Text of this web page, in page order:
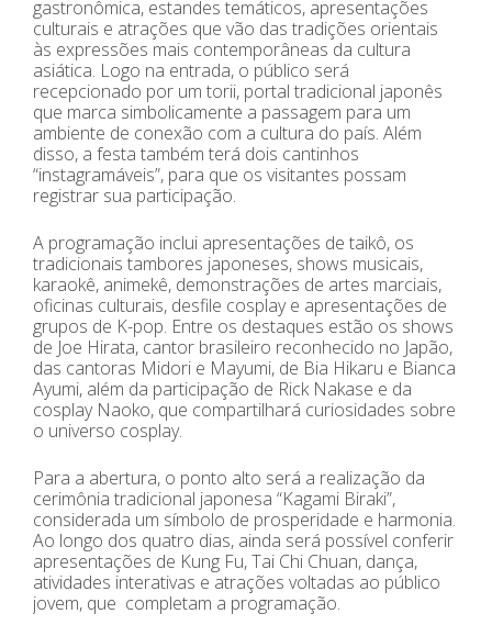
gastronômica, estandes temáticos, apresentações
culturais e atrações que vão das tradições orientais
às expressões mais contemporâneas da cultura
asiática. Logo na entrada, o público será
recepcionado por um torii, portal tradicional japonês
que marca simbolicamente a passagem para um
ambiente de conexão com a cultura do país. Além
disso, a festa também terá dois cantinhos
“instagramáveis”, para que os visitantes possam
registrar sua participação.
A programação inclui apresentações de taikô, os
tradicionais tambores japoneses, shows musicais,
karaokê, animekê, demonstrações de artes marciais,
oficinas culturais, desfile cosplay e apresentações de
grupos de K-pop. Entre os destaques estão os shows
de Joe Hirata, cantor brasileiro reconhecido no Japão,
das cantoras Midori e Mayumi, de Bia Hikaru e Bianca
Ayumi, além da participação de Rick Nakase e da
cosplay Naoko, que compartilhará curiosidades sobre
o universo cosplay.
Para a abertura, o ponto alto será a realização da
cerimônia tradicional japonesa “Kagami Biraki”,
considerada um símbolo de prosperidade e harmonia.
Ao longo dos quatro dias, ainda será possível conferir
apresentações de Kung Fu, Tai Chi Chuan, dança,
atividades interativas e atrações voltadas ao público
jovem, que completam a programação.